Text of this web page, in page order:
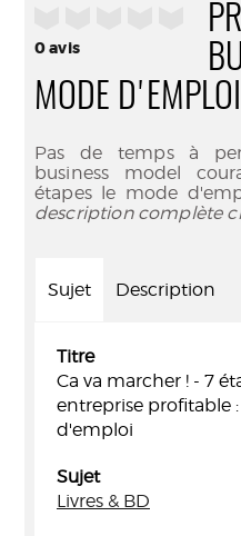
0avis
MODE D'EMPLOI
Pas de temps à
business model
étapes le mode
description complète
Sujet Description
Titre
Ca va marcher ! - 7
entreprise profitable
d'emploi
Sujet
Livres & BD